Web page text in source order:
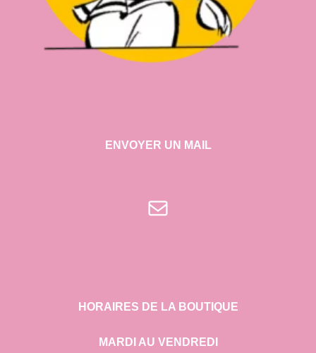
ENVOYER UN MAIL
E-mail
HORAIRES DE LA BOUTIQUE
MARDI AU VENDREDI